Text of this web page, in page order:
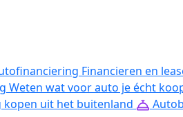
Financieren en
Weten wat voor auto je écht
kopen uit het buitenland